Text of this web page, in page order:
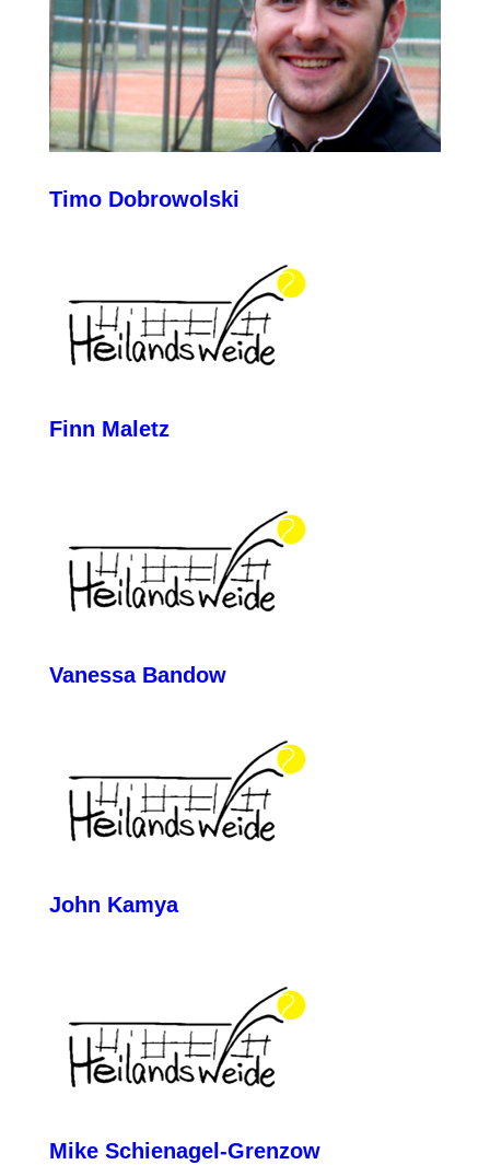
Timo Dobrowolski
Finn Maletz
Vanessa Bandow
John Kamya
Mike Schienagel-Grenzow